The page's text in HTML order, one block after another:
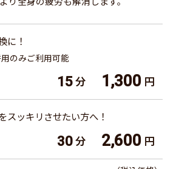
に！
のみご利用可能
15 分 1,300 円
スッキリさせたい方へ！
30 分 2,600 円